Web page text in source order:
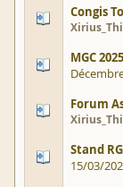
Congis
MGC 2025
Forum
Stand
15/03/